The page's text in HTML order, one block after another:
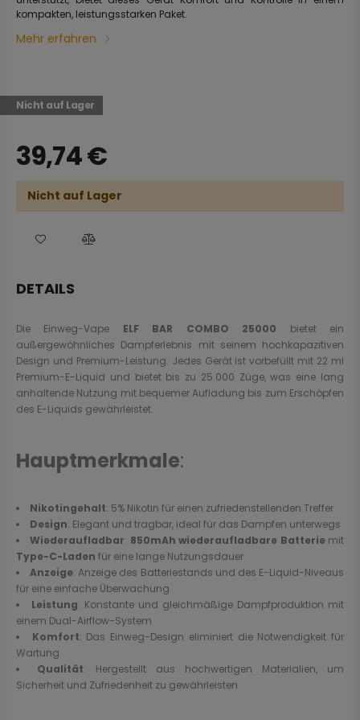
kompakten, leistungsstarken Paket.
Mehr erfahren
Nicht auf Lager
39,74€
Nicht auf Lager
DETAILS
Die Einweg-Vape ELF BAR COMBO 25000 bietet ein
außergewöhnliches Dampferlebnis mit seinem hochkapazitiven
Design und Premium-Leistung. Jedes Gerät ist vorbefüllt mit 22 ml
Premium-E-Liquid und bietet bis zu 25.000 Züge, was eine lang
anhaltende Nutzung mit bequemer Aufladung bis zum Erschöpfen
des E-Liquids gewährleistet.
Hauptmerkmale:
Nikotingehalt: 5% Nikotin für einen zufriedenstellenden Treffer
Design: Elegant und tragbar, ideal für das Dampfen unterwegs
Wiederaufladbar: 850mAh wiederaufladbare Batteriemit
Type-C-Laden für eine lange Nutzungsdauer
Anzeige: Anzeige des Batteriestands und des E-Liquid-Niveaus
für eine einfache Überwachung
Leistung: Konstante und gleichmäßige Dampfproduktion mit
einem Dual-Airflow-System
Komfort: Das Einweg-Design eliminiert die Notwendigkeit für
Wartung
Qualität: Hergestellt aus hochwertigen Materialien, um
Sicherheit und Zufriedenheit zu gewährleisten